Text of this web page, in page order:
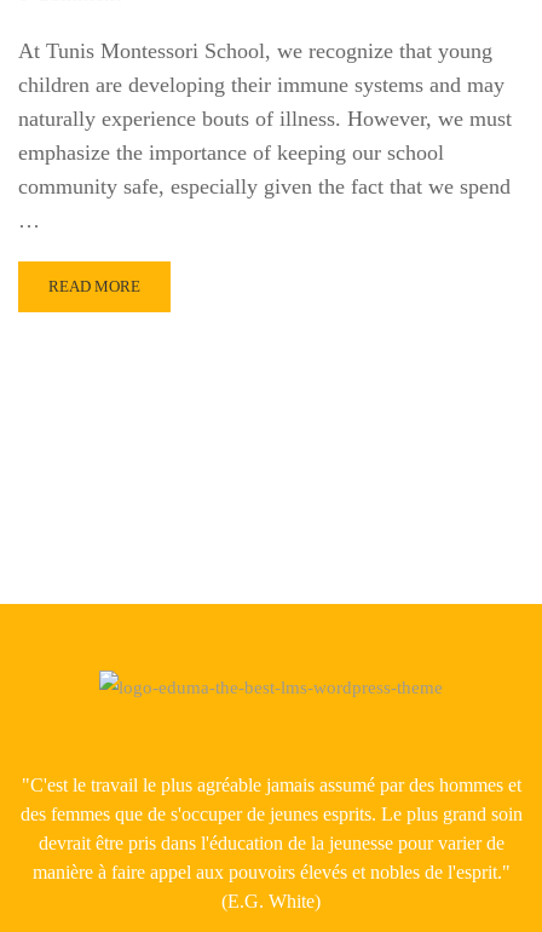
At Tunis Montessori School, we recognize that young
children are developing their immune systems and may
naturally experience bouts of illness. However, we must
emphasize the importance of keeping our school
community safe, especially given the fact that we spend
…
READ
MORE
READ MORE
"C'est le travail le plus agréable jamais assumé par des hommes et
des femmes que de s'occuper de jeunes esprits. Le plus grand soin
devrait être pris dans l'éducation de la jeunesse pour varier de
manière à faire appel aux pouvoirs élevés et nobles de l'esprit."
(E.G. White)